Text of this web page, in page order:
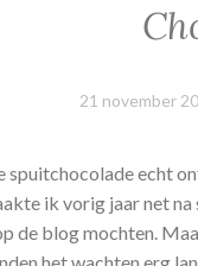
21 november
spuitchocolade echt
ik vorig jaar net
de blog mochten.